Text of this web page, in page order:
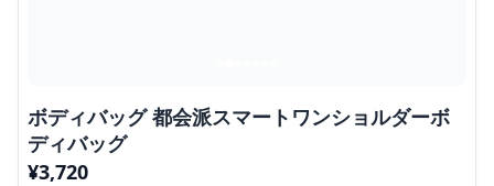
ボディバッグ 都会派スマートワンショルダーボ
ディバッグ
¥3,720